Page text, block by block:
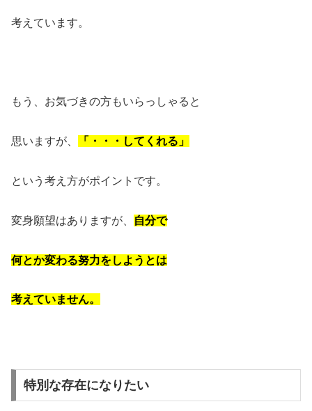
考えています。
もう、お気づきの方もいらっしゃると
思いますが、 「・・・してくれる」
という考え方がポイントです。
変身願望はありますが、 自分で
何とか変わる努力をしようとは
考えていません。
特別な存在になりたい